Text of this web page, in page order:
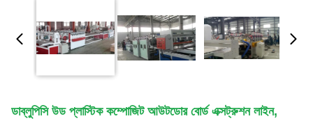
ডাব্লুপিসি উড প্লাস্টিক কম্পোজিট আউটডোর বোর্ড এক্সট্রুশন লাইন,